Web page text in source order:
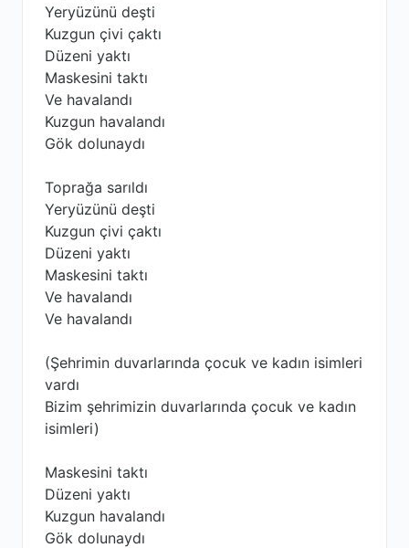
Yeryüzünü deşti
Kuzgun çivi çaktı
Düzeni yaktı
Maskesini taktı
Ve havalandı
Kuzgun havalandı
Gök dolunaydı
Toprağa sarıldı
Yeryüzünü deşti
Kuzgun çivi çaktı
Düzeni yaktı
Maskesini taktı
Ve havalandı
Ve havalandı
(Şehrimin duvarlarında çocuk ve kadın isimleri
vardı
Bizim şehrimizin duvarlarında çocuk ve kadın
isimleri)
Maskesini taktı
Düzeni yaktı
Kuzgun havalandı
Gök dolunaydı